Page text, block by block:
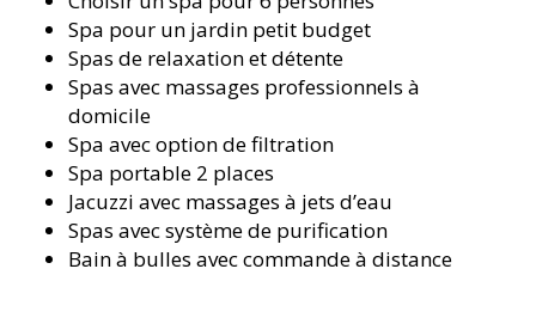
Spa pour un jardin petit budget
Spas de relaxation et détente
Spas avec massages professionnels à
domicile
Spa avec option de filtration
Spa portable 2 places
Jacuzzi avec massages à jets d’eau
Spas avec système de purification
Bain à bulles avec commande à distance